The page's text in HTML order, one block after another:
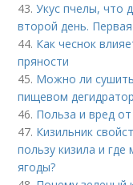
43.Укус пчелы, что
второй день.
44. Как чеснок
пряности
45. Можно ли
пищевом
46. Польза и вред
47. Кизильник
пользу кизила и
ягоды?